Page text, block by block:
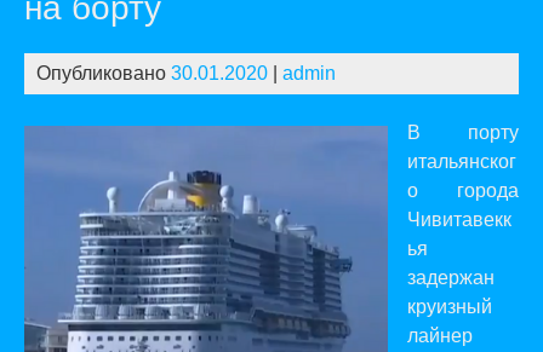
Опубликовано 30.01.2020 admin
В порту
итальянског
о города
Чивитавекк
ья
задержан
круизный
лайнер